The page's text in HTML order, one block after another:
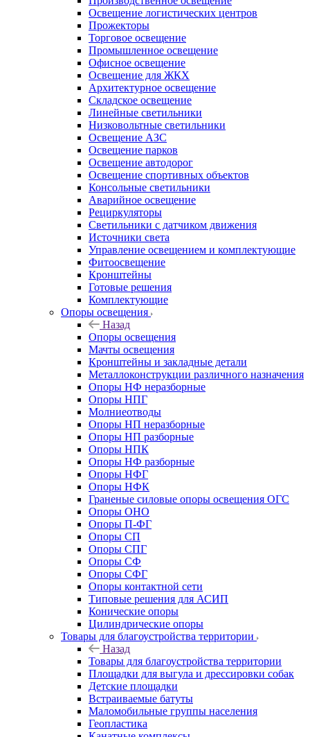
Освещение логистических центров
Прожекторы
Торговое освещение
Промышленное освещение
Офисное освещение
Освещение для ЖКХ
Архитектурное освещение
Складское освещение
Линейные светильники
Низковольтные светильники
Освещение АЗС
Освещение парков
Освещение автодорог
Освещение спортивных объектов
Консольные светильники
Аварийное освещение
Рециркуляторы
Светильники с датчиком движения
Источники света
Управление освещением и комплектующие
Фитоосвещение
Кронштейны
Готовые решения
Комплектующие
Опоры освещения
Назад
Опоры освещения
Мачты освещения
Кронштейны и закладные детали
Металлоконструкции различного назначения
Опоры НФ неразборные
Опоры НПГ
Молниеотводы
Опоры НП неразборные
Опоры НП разборные
Опоры НПК
Опоры НФ разборные
Опоры НФГ
Опоры НФК
Граненые силовые опоры освещения ОГС
Опоры ОНО
Опоры П-ФГ
Опоры СП
Опоры СПГ
Опоры СФ
Опоры СФГ
Опоры контактной сети
Типовые решения для АСИП
Конические опоры
Цилиндрические опоры
Товары для благоустройства территории
Назад
Товары для благоустройства территории
Площадки для выгула и дрессировки собак
Детские площадки
Встраиваемые батуты
Маломобильные группы населения
Геопластика